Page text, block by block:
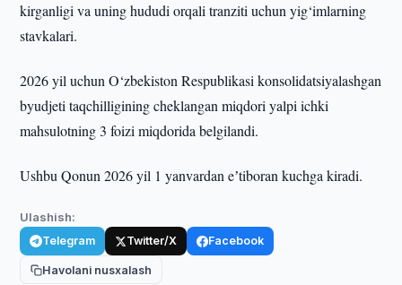
kirganligi va uning hududi orqali tranziti uchun yig‘imlarning
stavkalari.
2026 yil uchun O‘zbekiston Respublikasi konsolidatsiyalashgan
byudjeti taqchilligining cheklangan miqdori yalpi ichki
mahsulotning 3 foizi miqdorida belgilandi.
Ushbu Qonun 2026 yil 1 yanvardan eʼtiboran kuchga kiradi.
Ulashish:
Telegram Twitter/X Facebook
Havolani nusxalash